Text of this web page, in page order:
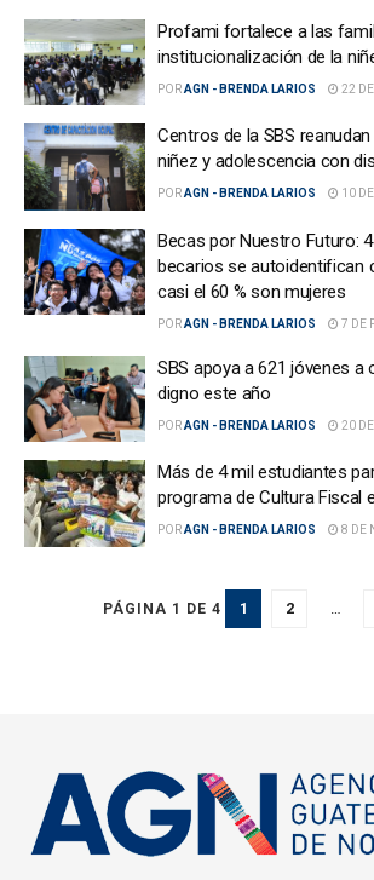
Profami fortalece a las
institucionalización de la
PORAGN - BRENDA LARIOS 22
Centros de la SBS
niñez y adolescencia con
PORAGN - BRENDA LARIOS 10
Becas por Nuestro Futuro:
becarios se autoidentifican
casi el 60 % son mujeres
PORAGN - BRENDA LARIOS 7 DE
SBS apoya a 621 jóvenes a
digno este año
PORAGN - BRENDA LARIOS 20
Más de 4 mil estudiantes
programa de Cultura Fiscal
PORAGN - BRENDA LARIOS 8 DE
PÁGINA 1 DE 4 1 2